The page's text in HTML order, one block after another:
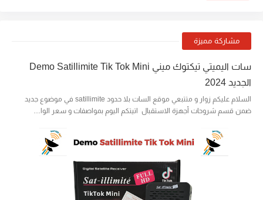
مشاركة مميزة
سات اليميتي تيكتوك ميني Demo Satillimite Tik Tok Mini
الجديد 2024
السلام عليكم زوار و متتبعي موقع السات بلا حدود satillimite في موضوع جديد
ضمن قسم شروحات أجهزة الاستقبال اتيتكم اليوم بمواصفات و سعر الوا…